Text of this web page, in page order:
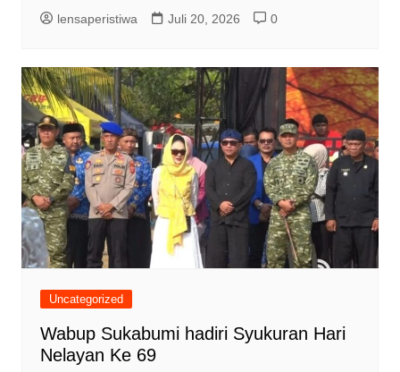
lensaperistiwa Juli 20, 2026 0
Uncategorized
Wabup Sukabumi hadiri Syukuran Hari
Nelayan Ke 69